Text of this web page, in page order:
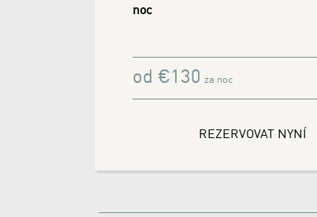
- PŘEDPLAŤTE SVOJI REZERVACI A UŠETŘETE 20%
noc
od€130 za noc
REZERVOVAT NYNÍ